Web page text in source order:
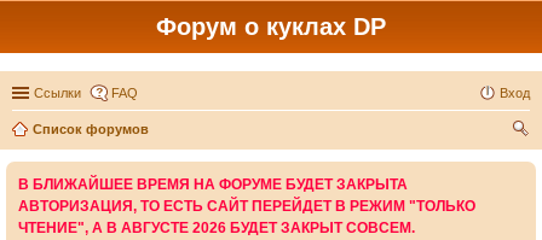
Форум о куклах DP
Ссылки FAQ Вход
Список форумов
В БЛИЖАЙШЕЕ ВРЕМЯ НА ФОРУМЕ БУДЕТ ЗАКРЫТА
АВТОРИЗАЦИЯ, ТО ЕСТЬ САЙТ ПЕРЕЙДЕТ В РЕЖИМ "ТОЛЬКО
ЧТЕНИЕ", А В АВГУСТЕ 2026 БУДЕТ ЗАКРЫТ СОВСЕМ.